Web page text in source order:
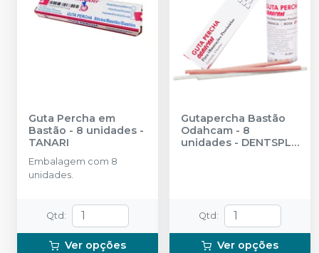
Guta Percha em
Bastão - 8 unidades -
TANARI
Embalagem com 8
unidades.
Qtd :
Ver opções
Gutapercha Bastão
Odahcam - 8
unidades - DENTSPLY
Qtd :
Ver opções